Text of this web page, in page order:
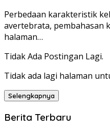
Perbedaan karakteristik
avertebrata, pembahasan
halaman…
Tidak Ada Postingan Lagi.
Tidak ada lagi halaman
Selengkapnya
Berita Terbaru